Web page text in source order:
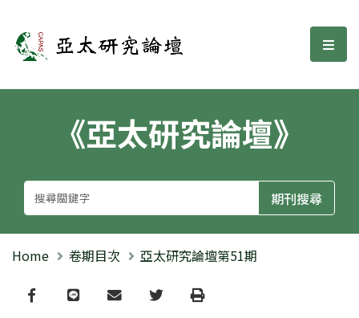
亞太研究論壇 選
《亞太研究論壇》
Home 卷期目次 亞太研究論壇第51期
Facebook
line email TwitterPrint